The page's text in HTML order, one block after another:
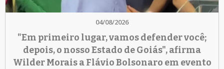
04/08/2026
"Em primeiro lugar, vamos defender você;
depois, o nosso Estado de Goiás", afirma
Wilder Morais a Flávio Bolsonaro em evento